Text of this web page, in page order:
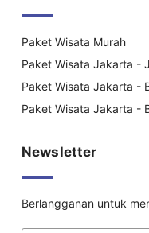
Paket Wisata Murah
Paket Wisata Jakarta -
Paket Wisata Jakarta -
Paket Wisata Jakarta -
Newsletter
Berlangganan untuk